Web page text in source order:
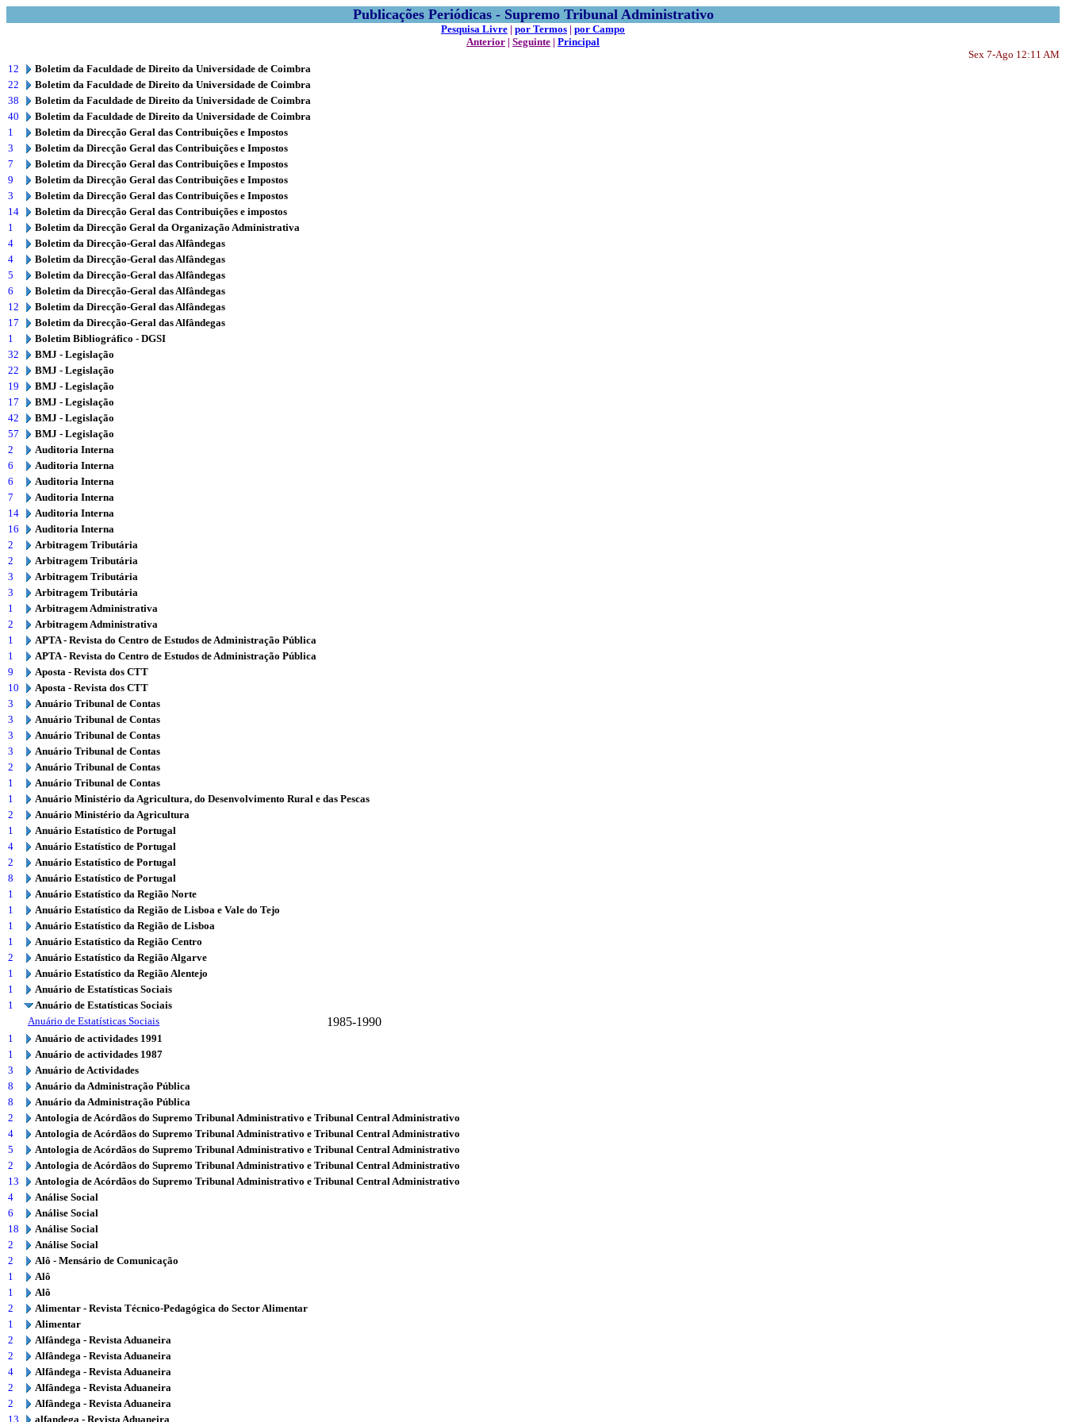
Publicações Periódicas - Supremo Tribunal Administrativo
Pesquisa Livre | por Termos | por Campo
Anterior | Seguinte | Principal
Sex 7-Ago 12:11 AM
12
Boletim da Faculdade de Direito da Universidade de Coimbra
22
Boletim da Faculdade de Direito da Universidade de Coimbra
38
Boletim da Faculdade de Direito da Universidade de Coimbra
40
Boletim da Faculdade de Direito da Universidade de Coimbra
1
Boletim da Direcção Geral das Contribuições e Impostos
3
Boletim da Direcção Geral das Contribuições e Impostos
7
Boletim da Direcção Geral das Contribuições e Impostos
9
Boletim da Direcção Geral das Contribuições e Impostos
3
Boletim da Direcção Geral das Contribuições e Impostos
14
Boletim da Direcção Geral das Contribuições e impostos
1
Boletim da Direcção Geral da Organização Administrativa
4
Boletim da Direcção-Geral das Alfândegas
4
Boletim da Direcção-Geral das Alfândegas
5
Boletim da Direcção-Geral das Alfândegas
6
Boletim da Direcção-Geral das Alfândegas
12
Boletim da Direcção-Geral das Alfândegas
17
Boletim da Direcção-Geral das Alfândegas
1
Boletim Bibliográfico - DGSI
32
BMJ - Legislação
22
BMJ - Legislação
19
BMJ - Legislação
17
BMJ - Legislação
42
BMJ - Legislação
57
BMJ - Legislação
2
Auditoria Interna
6
Auditoria Interna
6
Auditoria Interna
7
Auditoria Interna
14
Auditoria Interna
16
Auditoria Interna
2
Arbitragem Tributária
2
Arbitragem Tributária
3
Arbitragem Tributária
3
Arbitragem Tributária
1
Arbitragem Administrativa
2
Arbitragem Administrativa
1
APTA - Revista do Centro de Estudos de Administração Pública
1
APTA - Revista do Centro de Estudos de Administração Pública
9
Aposta - Revista dos CTT
10
Aposta - Revista dos CTT
3
Anuário Tribunal de Contas
3
Anuário Tribunal de Contas
3
Anuário Tribunal de Contas
3
Anuário Tribunal de Contas
2
Anuário Tribunal de Contas
1
Anuário Tribunal de Contas
1
Anuário Ministério da Agricultura, do Desenvolvimento Rural e das Pescas
2
Anuário Ministério da Agricultura
1
Anuário Estatístico de Portugal
4
Anuário Estatístico de Portugal
2
Anuário Estatístico de Portugal
8
Anuário Estatístico de Portugal
1
Anuário Estatístico da Região Norte
1
Anuário Estatístico da Região de Lisboa e Vale do Tejo
1
Anuário Estatístico da Região de Lisboa
1
Anuário Estatístico da Região Centro
2
Anuário Estatístico da Região Algarve
1
Anuário Estatístico da Região Alentejo
1
Anuário de Estatísticas Sociais
1
Anuário de Estatísticas Sociais
Anuário de Estatísticas Sociais
1985-1990
1
Anuário de actividades 1991
1
Anuário de actividades 1987
3
Anuário de Actividades
8
Anuário da Administração Pública
8
Anuário da Administração Pública
2
Antologia de Acórdãos do Supremo Tribunal Administrativo e Tribunal Central Administrativo
4
Antologia de Acórdãos do Supremo Tribunal Administrativo e Tribunal Central Administrativo
5
Antologia de Acórdãos do Supremo Tribunal Administrativo e Tribunal Central Administrativo
2
Antologia de Acórdãos do Supremo Tribunal Administrativo e Tribunal Central Administrativo
13
Antologia de Acórdãos do Supremo Tribunal Administrativo e Tribunal Central Administrativo
4
Análise Social
6
Análise Social
18
Análise Social
2
Análise Social
2
Alô - Mensário de Comunicação
1
Alô
1
Alô
2
Alimentar - Revista Técnico-Pedagógica do Sector Alimentar
1
Alimentar
2
Alfândega - Revista Aduaneira
2
Alfândega - Revista Aduaneira
4
Alfândega - Revista Aduaneira
2
Alfândega - Revista Aduaneira
2
Alfândega - Revista Aduaneira
13
alfandega - Revista Aduaneira